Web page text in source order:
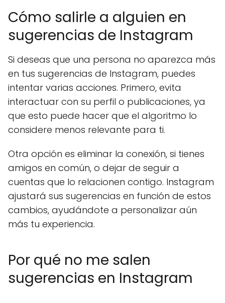
Cómo salirle a alguien en
sugerencias de Instagram
Si deseas que una persona no aparezca más
en tus sugerencias de Instagram, puedes
intentar varias acciones. Primero, evita
interactuar con su perfil o publicaciones, ya
que esto puede hacer que el algoritmo lo
considere menos relevante para ti.
Otra opción es eliminar la conexión, si tienes
amigos en común, o dejar de seguir a
cuentas que lo relacionen contigo. Instagram
ajustará sus sugerencias en función de estos
cambios, ayudándote a personalizar aún
más tu experiencia.
Por qué no me salen
sugerencias en Instagram